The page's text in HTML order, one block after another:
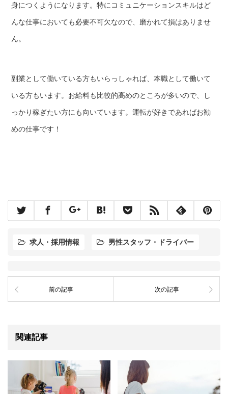
身につくようになります。特にコミュニケーションスキルはど
んな仕事においても必要不可欠なので、磨かれて損はありませ
ん。
副業として働いている方もいらっしゃれば、本職として働いて
いる方もいます。お給料も比較的高めのところが多いので、し
っかり稼ぎたい方にも向いています。運転が好きであればお勧
めの仕事です！
求人・採用情報 男性スタッフ・ドライバー
前の記事 次の記事
関連記事